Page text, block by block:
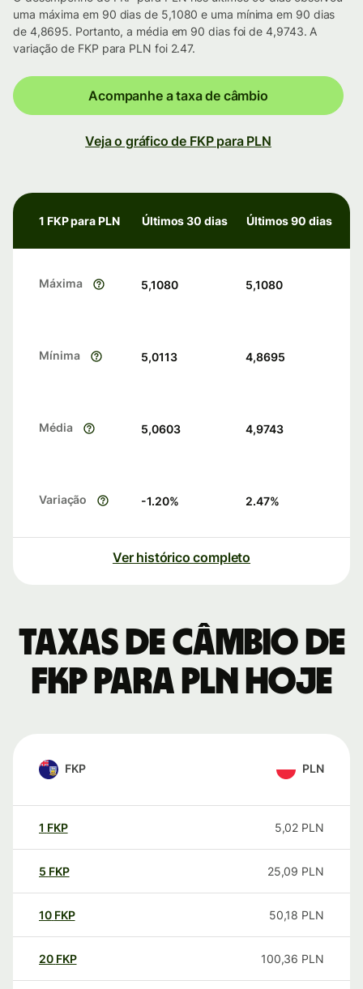
uma máxima em 90 dias de 5,1080 e uma mínima em 90 dias
de 4,8695. Portanto, a média em 90 dias foi de 4,9743. A
variação de FKP para PLN foi 2.47.
Acompanhe a taxa de câmbio
Veja o gráfico de FKP para PLN
1 FKP para PLN Últimos 30 dias Últimos 90 dias
Máxima 5,1080 5,1080
Mínima 5,0113 4,8695
Média 5,0603 4,9743
Variação -1.20% 2.47%
Ver histórico completo
Taxas de câmbio de
FKP para PLN hoje
FKP PLN
1 FKP 5,02 PLN
5 FKP 25,09 PLN
10 FKP 50,18 PLN
20 FKP 100,36 PLN